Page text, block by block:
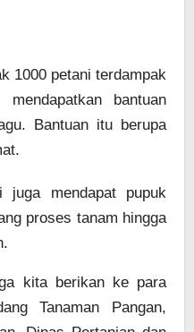
1000 petani terdampak
bantuan
Bantuan itu berupa
juga mendapat pupuk
proses tanam hingga
kita berikan ke para
Tanaman Pangan,